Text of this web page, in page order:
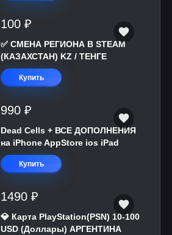
100 ₽
✅ СМЕНА РЕГИОНА В STEAM
(КАЗАХСТАН) KZ / ТЕНГЕ
Купить
990 ₽
Dead Cells + ВСЕ ДОПОЛНЕНИЯ
на iPhone AppStore ios iPad
Купить
1490 ₽
💎 Карта PlayStation(PSN) 10-100
USD (Доллары) АРГЕНТИНА